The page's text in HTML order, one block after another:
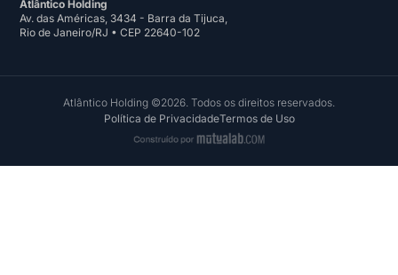
Atlântico Holding
Av. das Américas, 3434 - Barra da Tijuca,
Rio de Janeiro/RJ • CEP 22640-102
Atlântico Holding ©2026. Todos os direitos reservados.
Política de PrivacidadeTermos de Uso